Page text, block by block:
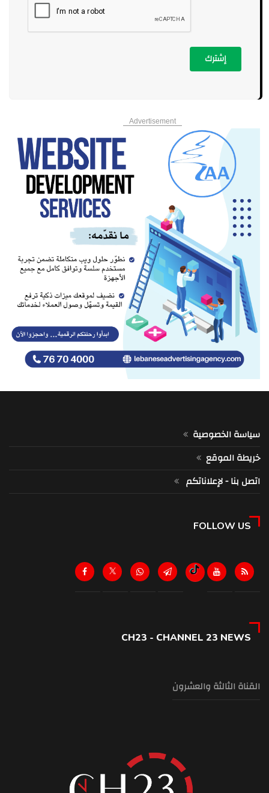
إشترك
Advertisement
سياسة الخصوصية
خريطة الموقع
اتصل بنا - لإعلاناتكم
FOLLOW US
CH23 - CHANNEL 23 NEWS
القناة الثالثة والعشرون